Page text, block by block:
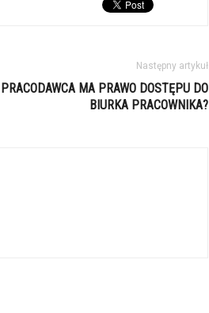
Następny artykuł
MA PRAWO DOSTĘPU DO
BIURKA PRACOWNIKA?